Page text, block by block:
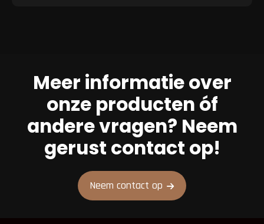
Meer informatie over
onze producten óf
andere vragen? Neem
gerust contact op!
Neem contact op